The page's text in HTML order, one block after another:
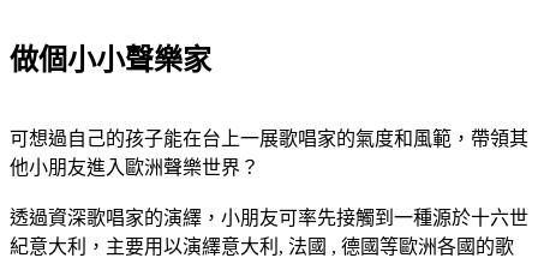
做個小小聲樂家
可想過自己的孩子能在台上一展歌唱家的氣度和風範，帶領其
他小朋友進入歐洲聲樂世界？
透過資深歌唱家的演繹，小朋友可率先接觸到一種源於十六世
紀意大利，主要用以演繹意大利, 法國 , 德國等歐洲各國的歌